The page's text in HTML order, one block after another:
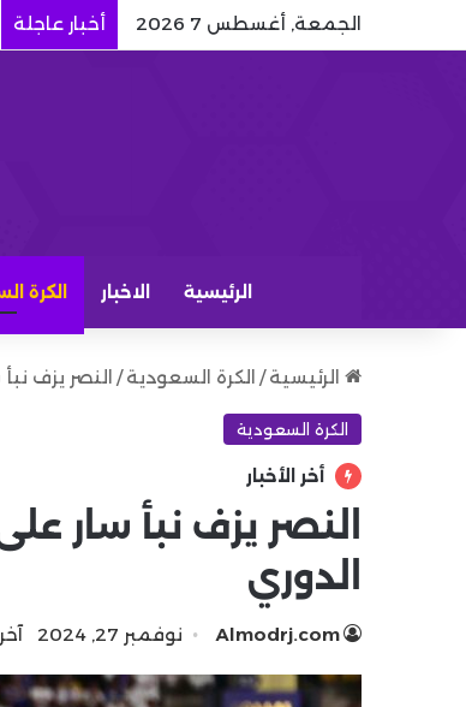
الجمعة, أغسطس 7 2026 أخبار عاجلة
الرئيسية الاخبار الكرة
الرئيسية / الكرة السعودية / النصر يزف
الكرة السعودية
أخر الأخبار
النصر يزف نبأ
الدوري
Almodrj.com نوفمبر 27, 2024